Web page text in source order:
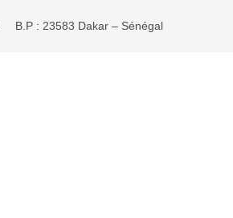
B.P : 23583 Dakar – Sénégal